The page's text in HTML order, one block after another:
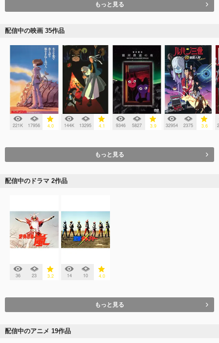
もっと見る
配信中の映画 35作品
221K 17956 4.0 144K 13295 4.1 9346 5827 3.9 32954 2375 3.6
もっと見る
配信中のドラマ 2作品
36 23 3.2 14 10 4.0
もっと見る
配信中のアニメ 19作品